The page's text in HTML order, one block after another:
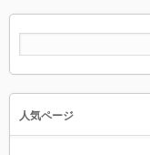
人気ページ